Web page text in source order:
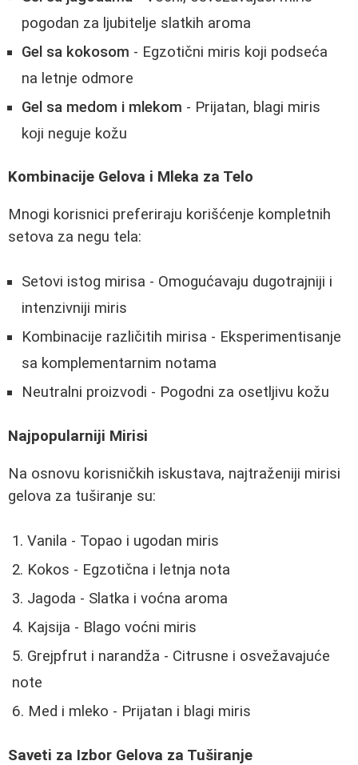
pogodan za ljubitelje slatkih aroma
Gel sa kokosom - Egzotični miris koji podseća
na letnje odmore
Gel sa medom i mlekom - Prijatan, blagi miris
koji neguje kožu
Kombinacije Gelova i Mleka za Telo
Mnogi korisnici preferiraju korišćenje kompletnih
setova za negu tela:
Setovi istog mirisa - Omogućavaju dugotrajniji i
intenzivniji miris
Kombinacije različitih mirisa - Eksperimentisanje
sa komplementarnim notama
Neutralni proizvodi - Pogodni za osetljivu kožu
Najpopularniji Mirisi
Na osnovu korisničkih iskustava, najtraženiji mirisi
gelova za tuširanje su:
Vanila - Topao i ugodan miris
Kokos - Egzotična i letnja nota
Jagoda - Slatka i voćna aroma
Kajsija - Blago voćni miris
Grejpfrut i narandža - Citrusne i osvežavajuće
note
Med i mleko - Prijatan i blagi miris
Saveti za Izbor Gelova za Tuširanje